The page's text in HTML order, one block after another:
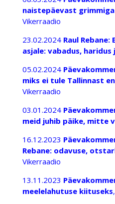
naistepäevast
Vikerraadio
23.02.2024 Raul
asjale: vabadus, haridus
05.02.2024
miks ei tule Tallinnast
Vikerraadio
03.01.2024
meid juhib päike, mitte
16.12.2023
Rebane: odavuse,
Vikerraadio
13.11.2023
meelelahutuse kiituseks